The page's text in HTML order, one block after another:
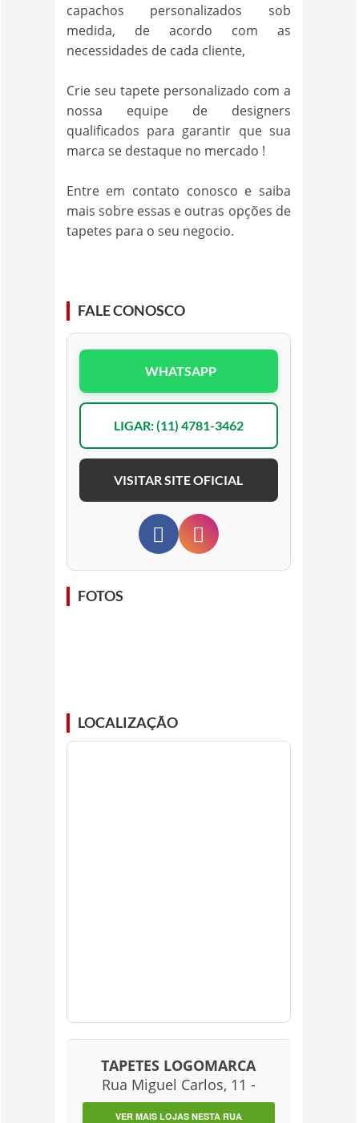
capachos personalizados sob
medida, de acordo com as
necessidades de cada cliente,
Crie seu tapete personalizado com a
nossa equipe de designers
qualificados para garantir que sua
marca se destaque no mercado !
Entre em contato conosco e saiba
mais sobre essas e outras opções de
tapetes para o seu negocio.
FALE CONOSCO
WHATSAPP
LIGAR: (11) 4781-3462
VISITAR SITE OFICIAL
FOTOS
LOCALIZAÇÃO
TAPETES LOGOMARCA
Rua Miguel Carlos, 11 -
VER MAIS LOJAS NESTA RUA